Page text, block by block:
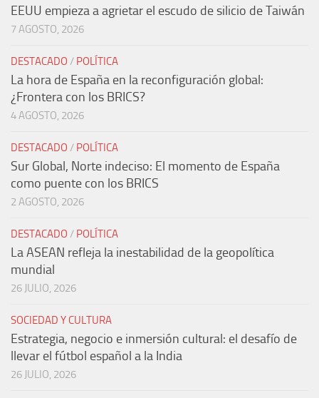
EEUU empieza a agrietar el escudo de silicio de Taiwán
7 AGOSTO, 2026
DESTACADO / POLÍTICA
La hora de España en la reconfiguración global:
¿Frontera con los BRICS?
4 AGOSTO, 2026
DESTACADO / POLÍTICA
Sur Global, Norte indeciso: El momento de España
como puente con los BRICS
2 AGOSTO, 2026
DESTACADO / POLÍTICA
La ASEAN refleja la inestabilidad de la geopolítica
mundial
26 JULIO, 2026
SOCIEDAD Y CULTURA
Estrategia, negocio e inmersión cultural: el desafío de
llevar el fútbol español a la India
26 JULIO, 2026